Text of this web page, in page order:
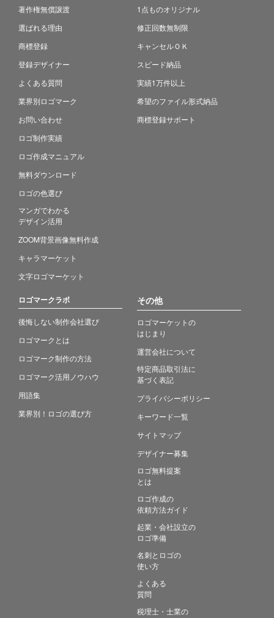
著作権無償譲渡
選ばれる理由
商標登録
登録デザイナー
よくある質問
業界別ロゴマーク
お問い合わせ
ロゴ制作実績
ロゴ作成マニュアル
無料ダウンロード
ロゴの色選び
マンガでわかる
デザイン活用
ZOOM背景画像無料作成
キャラマーケット
文字ロゴマーケット
1点ものオリジナル
修正回数無制限
キャンセルＯＫ
スピード納品
実績1万件以上
希望のファイル形式納品
商標登録サポート
ロゴマークラボ
後悔しない制作会社選び
ロゴマークとは
ロゴマーク制作の方法
ロゴマーク活用ノウハウ
用語集
業界別！ロゴの選び方
その他
ロゴマーケットの
はじまり
運営会社について
特定商品取引法に
基づく表記
プライバシーポリシー
キーワード一覧
サイトマップ
デザイナー募集
ロゴ無料提案
とは
ロゴ作成の
依頼方法ガイド
起業・会社設立の
ロゴ準備
名刺とロゴの
使い方
よくある
質問
税理士・士業の